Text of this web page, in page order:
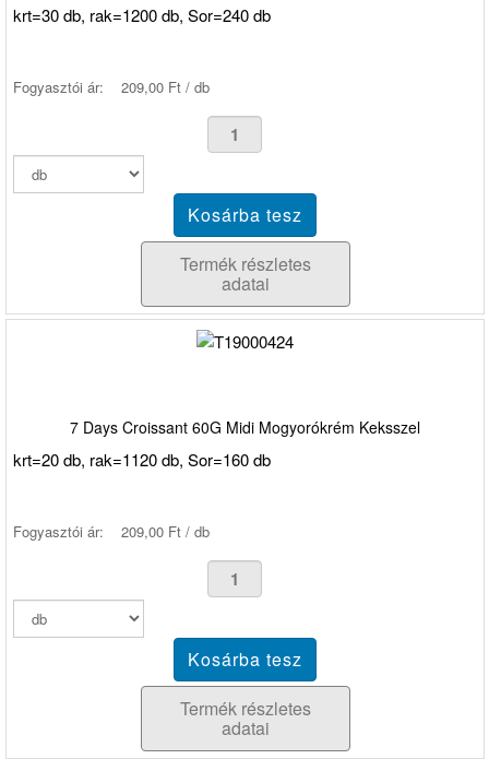
krt=30 db, rak=1200 db, Sor=240 db
Fogyasztói ár: 209,00 Ft / db
Termék részletes
adatai
7 Days Croissant 60G Midi Mogyorókrém Keksszel
krt=20 db, rak=1120 db, Sor=160 db
Fogyasztói ár: 209,00 Ft / db
Termék részletes
adatai